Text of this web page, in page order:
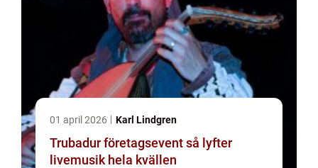
01 april 2026 Karl Lindgren
Trubadur företagsevent så lyfter
livemusik hela kvällen